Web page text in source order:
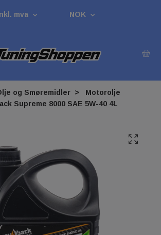
mva NOK
og Smøremidler
Motorolje
Supreme 8000 SAE 5W-40 4L